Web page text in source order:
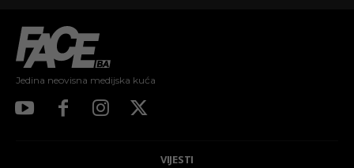
Jedina neovisna medijska kuća
VIJESTI